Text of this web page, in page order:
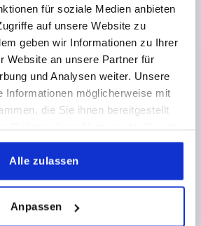
für soziale Medien anbieten
auf unsere Website zu
geben wir Informationen zu Ihrer
Website an unsere Partner für
und Analysen weiter. Unsere
Informationen möglicherweise mit
die Sie ihnen bereitgestellt
Alle zulassen
Anpassen
RAL7015
RAL 7015
D1=18 D2=19,5 H=28,5
H1=6,5
H4=45,5
A=65
ZÄHNEZAHL =20
DETAILS